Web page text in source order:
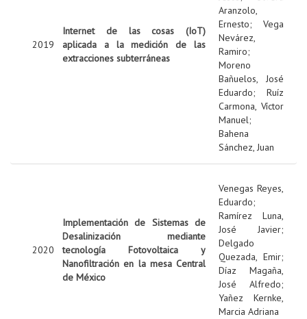
2019
Internet de las cosas (IoT)
aplicada a la medición de las
extracciones subterráneas
Aranzolo,
Ernesto; Vega
Nevárez,
Ramiro;
Moreno
Bañuelos, José
Eduardo; Ruíz
Carmona, Víctor
Manuel;
Bahena
Sánchez, Juan
2020
Implementación de Sistemas de
Desalinización mediante
tecnología Fotovoltaica y
Nanofiltración en la mesa Central
de México
Venegas Reyes,
Eduardo;
Ramírez Luna,
José Javier;
Delgado
Quezada, Emir;
Díaz Magaña,
José Alfredo;
Yañez Kernke,
Marcia Adriana